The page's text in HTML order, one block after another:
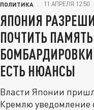
ПОЛИТИКА 11 АПРЕЛЯ 12:50
ЯПОНИЯ
ПОЧТИТЬ
ЕСТЬ НЮАНСЫ
Власти Японии
Кремлю уведомление